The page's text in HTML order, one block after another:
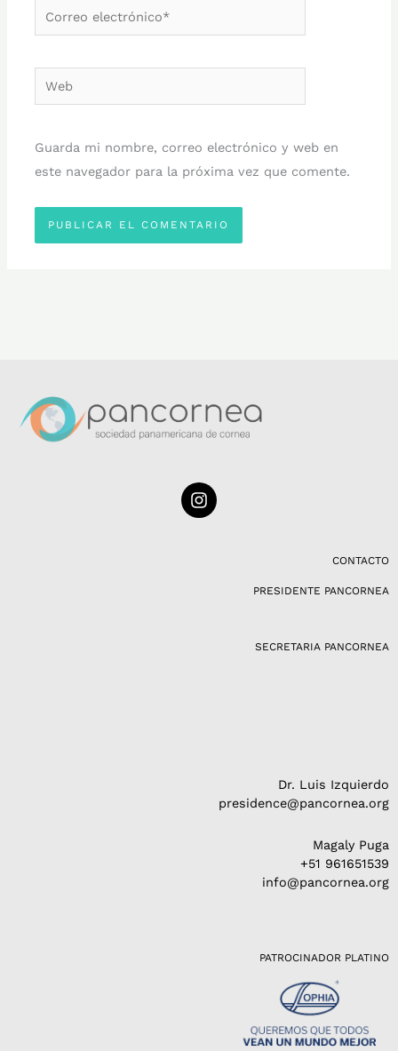
Correo
electrónico*
Web
Guarda mi nombre, correo electrónico y web en
este navegador para la próxima vez que comente.
I
n
CONTACTO
PRESIDENTE PANCORNEA
SECRETARIA PANCORNEA
Dr. Luis Izquierdo
presidence@pancornea.org
Magaly Puga
+51 961651539
info@pancornea.org
PATROCINADOR PLATINO